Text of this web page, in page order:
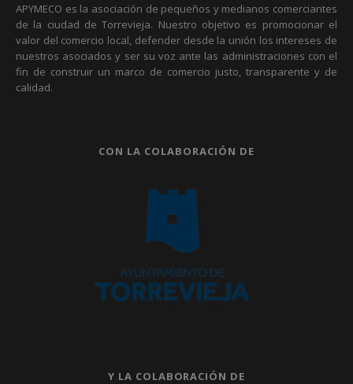
APYMECO es la asociación de pequeños y medianos comerciantes
de la ciudad de Torrevieja. Nuestro objetivo es promocionar el
valor del comercio local, defender desde la unión los intereses de
nuestros asociados y ser su voz ante las administraciones con el
fin de construir un marco de comercio justo, transparente y de
calidad.
CON LA COLABORACIÓN DE
Y LA COLABORACIÓN DE